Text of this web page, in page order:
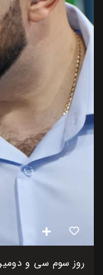
روز سوم سی و دومین